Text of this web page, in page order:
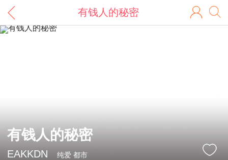
有钱人的秘密
有钱人的秘密
EAKKDN 纯爱 都市